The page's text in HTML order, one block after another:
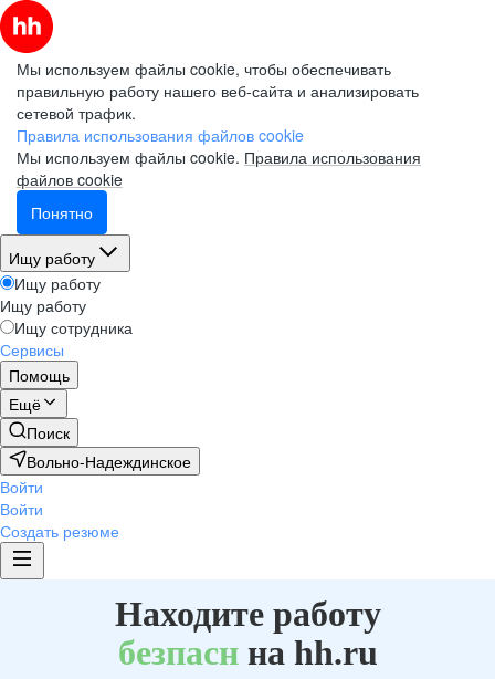
Мы используем файлы cookie, чтобы обеспечивать
правильную работу нашего веб-сайта и анализировать
сетевой трафик.
Правила использования файлов cookie
Мы используем файлы cookie. Правила использования
файлов cookie
Понятно
Ищу работу
Ищу работу
Ищу работу
Ищу сотрудника
Сервисы
Помощь
Ещё
Поиск
Вольно-Надеждинское
Войти
Войти
Создать резюме
Находите работу
безпаснна hh.ru